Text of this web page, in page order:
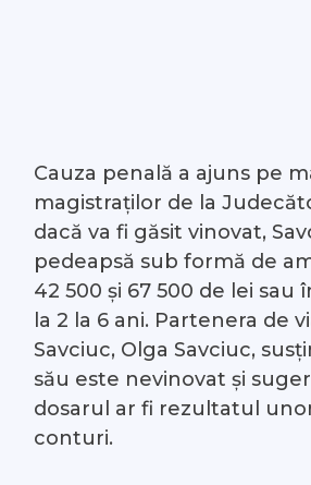
Cauza penală a ajuns pe
magistraților de la
dacă va fi găsit vinovat,
pedeapsă sub formă de
42 500 și 67 500 de lei sau
la 2 la 6 ani. Partenera de
Savciuc, Olga Savciuc,
său este nevinovat și
dosarul ar fi rezultatul
conturi.